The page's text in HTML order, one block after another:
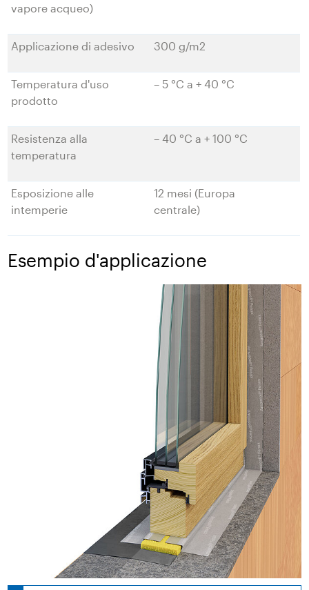
vapore acqueo)
Applicazione di adesivo 300 g/m2
Temperatura d'uso
prodotto
– 5 °C a + 40 °C
Resistenza alla
temperatura
– 40 °C a + 100 °C
Esposizione alle
intemperie
12 mesi (Europa
centrale)
Esempio d'applicazione